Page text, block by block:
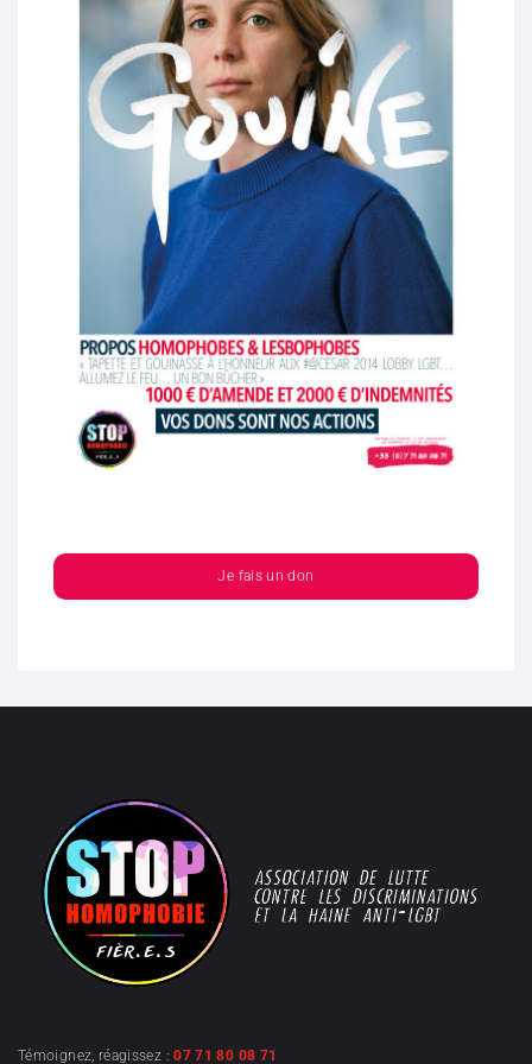
Je fais un don
Témoignez, réagissez :07 71 80 08 71